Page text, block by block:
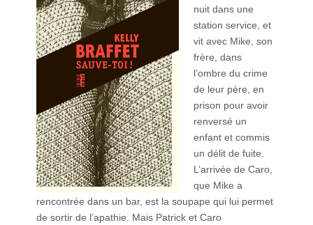
nuit dans une
station service, et
vit avec Mike, son
frère, dans
l’ombre du crime
de leur père, en
prison pour avoir
renversé un
enfant et commis
un délit de fuite.
L’arrivée de Caro,
que Mike a
rencontrée dans un bar, est la soupape qui lui permet
de sortir de l’apathie. Mais Patrick et Caro